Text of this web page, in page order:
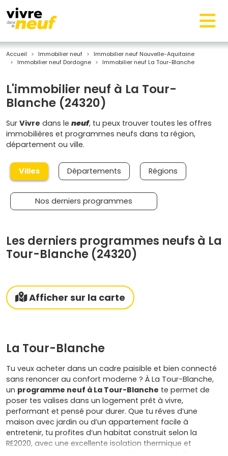
Accueil Immobilier neuf
Immobilier neuf Nouvelle-Aquitaine
Immobilier neuf Dordogne
Immobilier neuf La Tour-Blanche
L'immobilier neuf à La Tour-
Blanche (24320)
Sur Vivre dans le neuf, tu peux trouver toutes les offres
immobilières et programmes neufs dans ta région,
département ou ville.
Villes Départements Régions
Nos derniers programmes
Les derniers programmes neufs à La
Tour-Blanche (24320)
Afficher sur la carte
La Tour-Blanche
Tu veux acheter dans un cadre paisible et bien connecté
sans renoncer au confort moderne ? À La Tour-Blanche,
un programme neuf à La Tour-Blanche te permet de
poser tes valises dans un logement prêt à vivre,
performant et pensé pour durer. Que tu rêves d’une
maison avec jardin ou d’un appartement facile à
entretenir, tu profites d’un habitat construit selon la
RE2020, avec une excellente isolation thermique et
acoustique qui réduit ta facture d’énergie et t’offre un vrai